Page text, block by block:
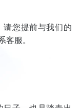
您提前与我们的
服。